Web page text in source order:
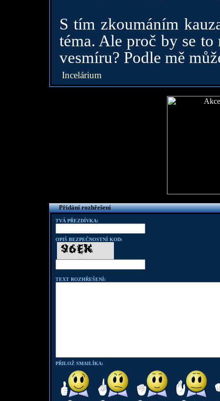
S tím zkoumáním
téma. Ale proč by se
vesmíru? Podle mě
Incelárium
Přidání rozhřešení
TVÁ PŘEZDÍVKA:
OPIŠ BEZPEČNOSTNÍ KOD:
TEXT ROZHŘEŠENÍ:
PŘILOŽ SMAILÍKA: